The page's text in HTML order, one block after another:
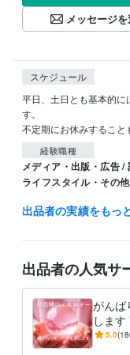
メッセージを
スケジュール
平日、土日とも基本的
す。
不定期にお休みすること
経験職種
メディア・出版・広告 /
ライフスタイル・その
得意分野
ク外し
引き寄せの法則
仕事
ヒーリング 心の痛みの
語学力
英語 日常会話レベル
出品者の実績をもっ
出品者の人気サ
がんば
しま
で、
5.0